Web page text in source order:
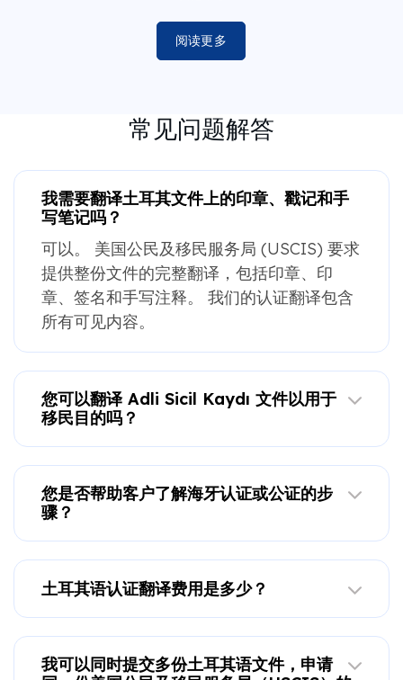
阅读更多
常见问题解答
我需要翻译土耳其文件上的印章、戳记和手
写笔记吗？
可以。 美国公民及移民服务局 (USCIS) 要求
提供整份文件的完整翻译，包括印章、印
章、签名和手写注释。 我们的认证翻译包含
所有可见内容。
您可以翻译 Adli Sicil Kaydı 文件以用于
移民目的吗？
您是否帮助客户了解海牙认证或公证的步
骤？
土耳其语认证翻译费用是多少？
我可以同时提交多份土耳其语文件，申请